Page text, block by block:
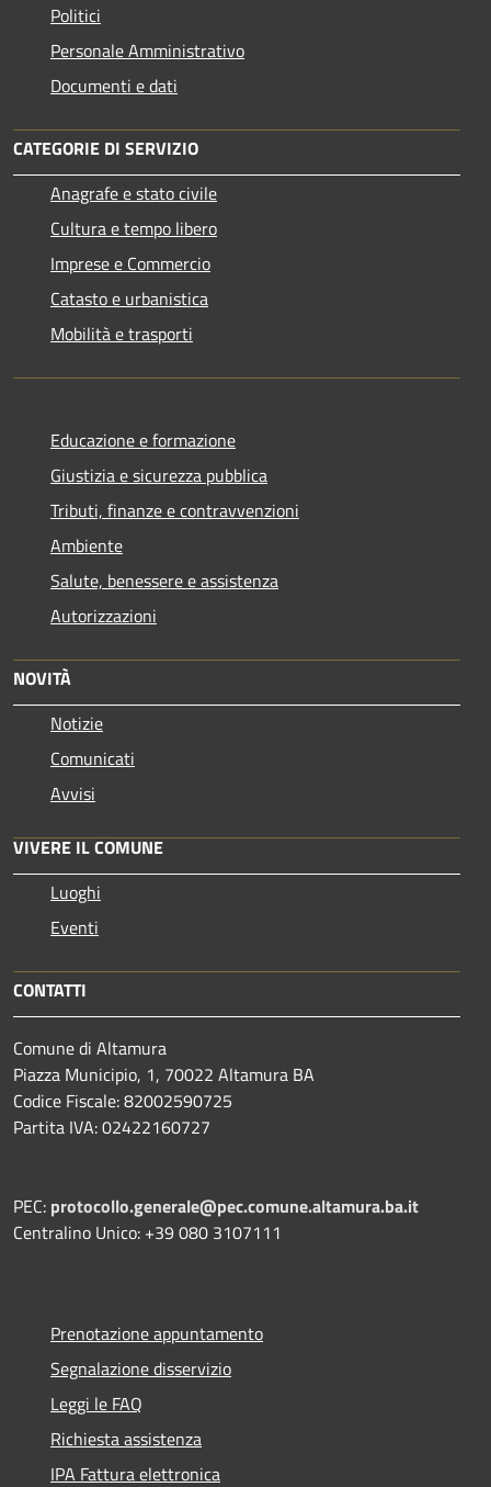
Politici
Personale Amministrativo
Documenti e dati
CATEGORIE DI SERVIZIO
Anagrafe e stato civile
Cultura e tempo libero
Imprese e Commercio
Catasto e urbanistica
Mobilità e trasporti
Educazione e formazione
Giustizia e sicurezza pubblica
Tributi, finanze e contravvenzioni
Ambiente
Salute, benessere e assistenza
Autorizzazioni
NOVITÀ
Notizie
Comunicati
Avvisi
VIVERE IL COMUNE
Luoghi
Eventi
CONTATTI
Comune di Altamura
Piazza Municipio, 1, 70022 Altamura BA
Codice Fiscale: 82002590725
Partita IVA: 02422160727
PEC: protocollo.generale@pec.comune.altamura.ba.it
Centralino Unico: +39 080 3107111
Prenotazione appuntamento
Segnalazione disservizio
Leggi le FAQ
Richiesta assistenza
IPA Fattura elettronica